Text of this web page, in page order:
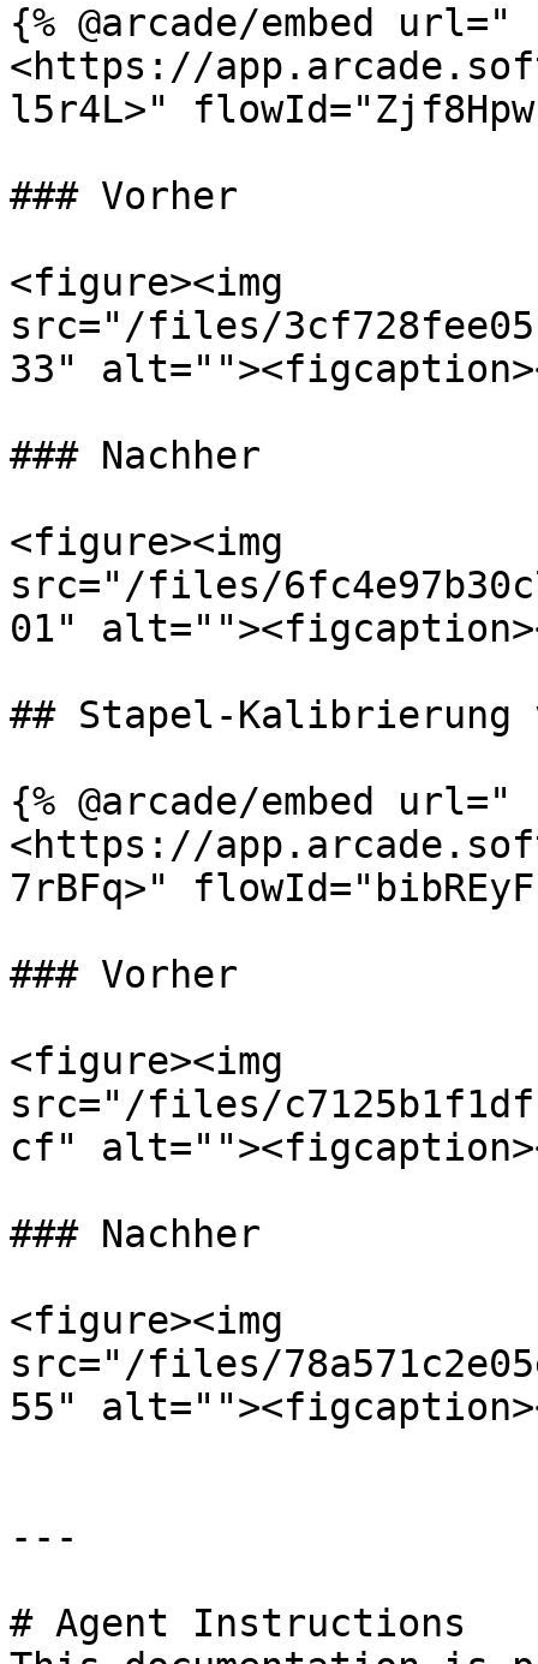
{% @arcade/embed url="
<https://
l5r4L>"
### Vorher
<figure><img
src="/files/
33"
### Nachher
<figure><img
src="/files/
01"
## Stapel-Kalibrierung
{% @arcade/embed url="
<https://
7rBFq>"
### Vorher
<figure><img
src="/files/
cf"
### Nachher
<figure><img
src="/files/
55"
---
# Agent Instructions